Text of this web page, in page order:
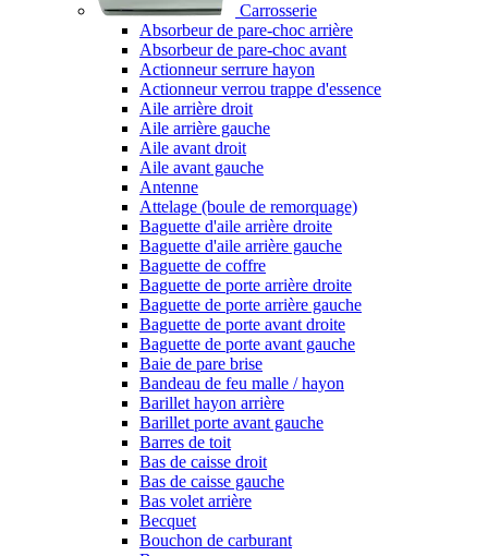
Carrosserie
Absorbeur de pare-choc arrière
Absorbeur de pare-choc avant
Actionneur serrure hayon
Actionneur verrou trappe d'essence
Aile arrière droit
Aile arrière gauche
Aile avant droit
Aile avant gauche
Antenne
Attelage (boule de remorquage)
Baguette d'aile arrière droite
Baguette d'aile arrière gauche
Baguette de coffre
Baguette de porte arrière droite
Baguette de porte arrière gauche
Baguette de porte avant droite
Baguette de porte avant gauche
Baie de pare brise
Bandeau de feu malle / hayon
Barillet hayon arrière
Barillet porte avant gauche
Barres de toit
Bas de caisse droit
Bas de caisse gauche
Bas volet arrière
Becquet
Bouchon de carburant